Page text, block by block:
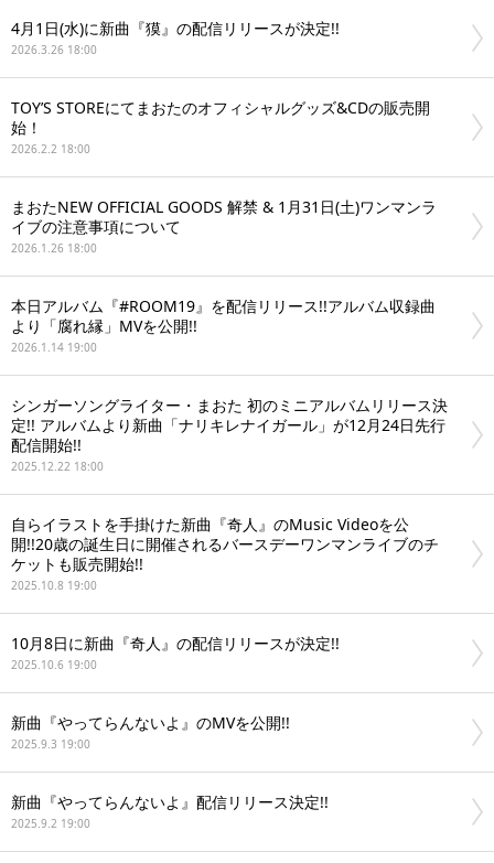
4月1日(水)に新曲『獏』の配信リリースが決定!!
2026.3.26 18:00
TOY’S STOREにてまおたのオフィシャルグッズ&CDの販売開
始！
2026.2.2 18:00
まおたNEW OFFICIAL GOODS 解禁 & 1月31日(土)ワンマンラ
イブの注意事項について
2026.1.26 18:00
本日アルバム『#ROOM19』を配信リリース!!アルバム収録曲
より「腐れ縁」MVを公開!!
2026.1.14 19:00
シンガーソングライター・まおた 初のミニアルバムリリース決
定!! アルバムより新曲「ナリキレナイガール」が12月24日先行
配信開始!!
2025.12.22 18:00
自らイラストを手掛けた新曲『奇人』のMusic Videoを公
開!!20歳の誕生日に開催されるバースデーワンマンライブのチ
ケットも販売開始!!
2025.10.8 19:00
10月8日に新曲『奇人』の配信リリースが決定!!
2025.10.6 19:00
新曲『やってらんないよ』のMVを公開!!
2025.9.3 19:00
新曲『やってらんないよ』配信リリース決定!!
2025.9.2 19:00